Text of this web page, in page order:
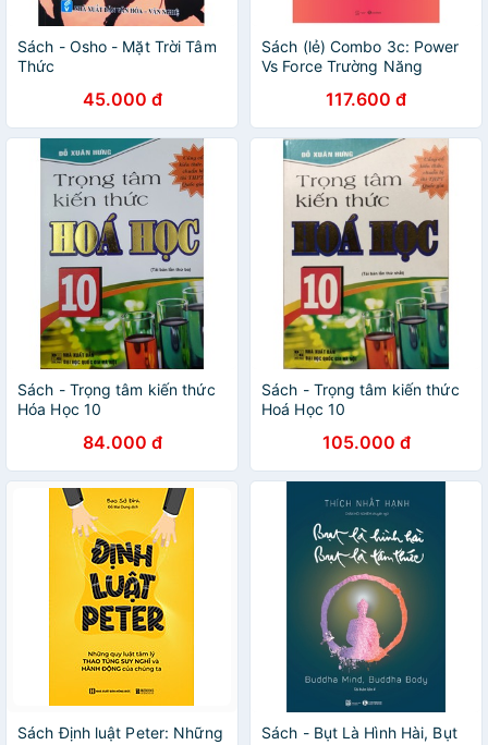
Sách - Osho - Mặt Trời Tâm
Thức
45.000 đ
Sách (lẻ) Combo 3c: Power
Vs Force Trường Năng
az+ Muôn Kiếp Nhân Sinh fs
117.600 đ
Sách - Trọng tâm kiến thức
Hóa Học 10
84.000 đ
Sách - Trọng tâm kiến thức
Hoá Học 10
105.000 đ
Sách Định luật Peter: Những
Sách - Bụt Là Hình Hài, Bụt